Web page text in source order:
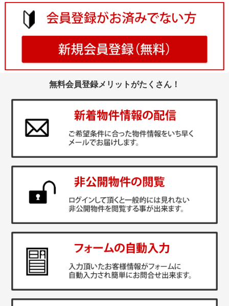
無料会員登録メリットがたくさん！